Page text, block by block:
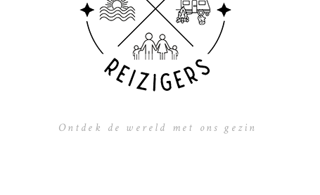
Ontdek de wereld met ons gezin